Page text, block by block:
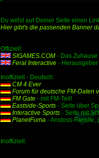
Du willst auf Deiner Seite einen
Hier gibt's die passenden Banner
Offiziell:
SIGAMES.COM- Das Zuhause
Feral Interactive- Herausgeber
Inoffiziell - Deutsch:
CM 4 Ever
Forum für deutsche FM-Daten
FM Gate- mit FM-Teil!
Eastside-Sports- Seite über
Interactive Sports- Seite mit
PlanetFuma- Anstoss-Fansite,
Inoffiziell: